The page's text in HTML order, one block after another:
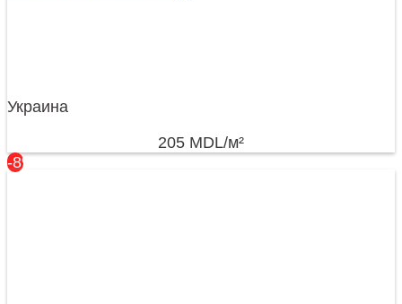
Украина
205 MDL/м²
-8%